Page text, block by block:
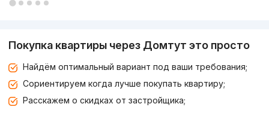
Покупка квартиры через Домтут это просто
Найдём оптимальный вариант под ваши требования;
Сориентируем когда лучше покупать квартиру;
Расскажем о скидках от застройщика;